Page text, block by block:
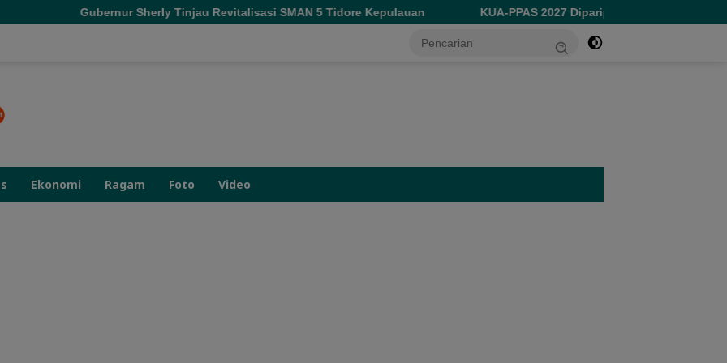
Sherly Tinjau Revitalisasi SMAN 5 Tidore Kepulauan KUA-PPAS 2027 Diparipurnakan, Jalan Trans Kie Raha Jadi
Ekonomi Ragam Foto Video